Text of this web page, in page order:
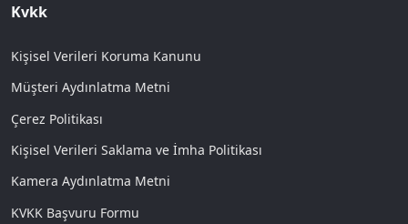
Kvkk
Kişisel Verileri Koruma Kanunu
Müşteri Aydınlatma Metni
Çerez Politikası
Kişisel Verileri Saklama ve İmha Politikası
Kamera Aydınlatma Metni
KVKK Başvuru Formu